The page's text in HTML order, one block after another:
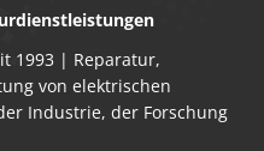
1993 | Reparatur,
von elektrischen
Industrie, der Forschung